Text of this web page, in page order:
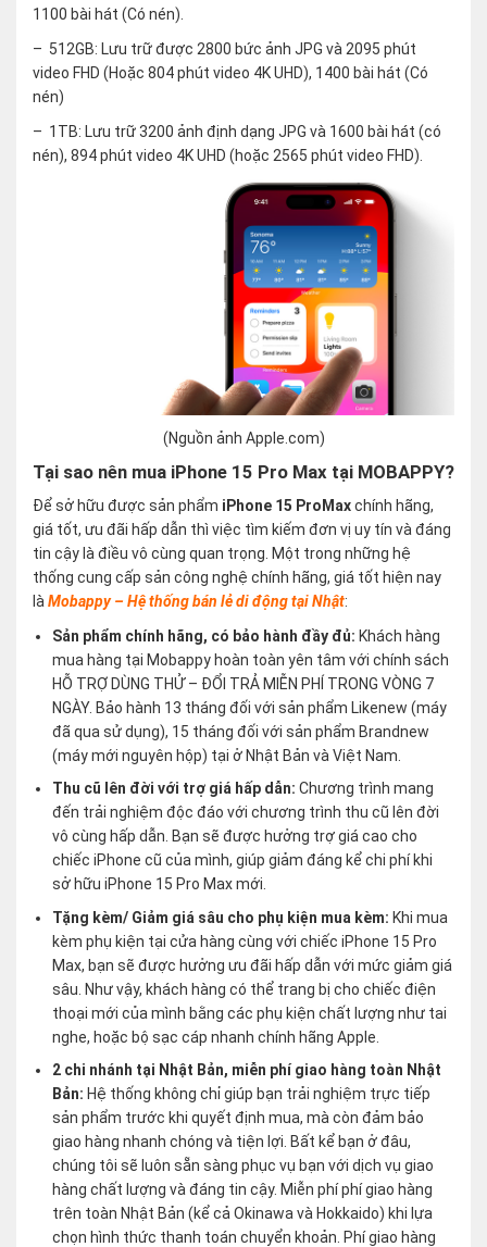
1100 bài hát (Có nén).
– 512GB: Lưu trữ được 2800 bức ảnh JPG và 2095 phút
video FHD (Hoặc 804 phút video 4K UHD), 1400 bài hát (Có
nén)
– 1TB: Lưu trữ 3200 ảnh định dạng JPG và 1600 bài hát (có
nén), 894 phút video 4K UHD (hoặc 2565 phút video FHD).
(Nguồn ảnh Apple.com)
Tại sao nên mua iPhone 15 Pro Max tại MOBAPPY?
Để sở hữu được sản phẩm iPhone 15 ProMaxchính hãng,
giá tốt, ưu đãi hấp dẫn thì việc tìm kiếm đơn vị uy tín và đáng
tin cậy là điều vô cùng quan trọng. Một trong những hệ
thống cung cấp sản công nghệ chính hãng, giá tốt hiện nay
là Mobappy – Hệ thống bán lẻ di động tại Nhật:
Sản phẩm chính hãng, có bảo hành đầy đủ: Khách hàng
mua hàng tại Mobappy hoàn toàn yên tâm với chính sách
HỖ TRỢ DÙNG THỬ – ĐỔI TRẢ MIỄN PHÍ TRONG VÒNG 7
NGÀY. Bảo hành 13 tháng đối với sản phẩm Likenew (máy
đã qua sử dụng), 15 tháng đối với sản phẩm Brandnew
(máy mới nguyên hộp) tại ở Nhật Bản và Việt Nam.
Thu cũ lên đời với trợ giá hấp dẫn:Chương trình mang
đến trải nghiệm độc đáo với chương trình thu cũ lên đời
vô cùng hấp dẫn. Bạn sẽ được hưởng trợ giá cao cho
chiếc iPhone cũ của mình, giúp giảm đáng kể chi phí khi
sở hữu iPhone 15 Pro Max mới.
Tặng kèm/ Giảm giá sâu cho phụ kiện mua kèm:Khi mua
kèm phụ kiện tại cửa hàng cùng với chiếc iPhone 15 Pro
Max, bạn sẽ được hưởng ưu đãi hấp dẫn với mức giảm giá
sâu. Như vậy, khách hàng có thể trang bị cho chiếc điện
thoại mới của mình bằng các phụ kiện chất lượng như tai
nghe, hoặc bộ sạc cáp nhanh chính hãng Apple.
2 chi nhánh tại Nhật Bản, miễn phí giao hàng toàn Nhật
Bản: Hệ thống không chỉ giúp bạn trải nghiệm trực tiếp
sản phẩm trước khi quyết định mua, mà còn đảm bảo
giao hàng nhanh chóng và tiện lợi. Bất kể bạn ở đâu,
chúng tôi sẽ luôn sẵn sàng phục vụ bạn với dịch vụ giao
hàng chất lượng và đáng tin cậy. Miễn phí phí giao hàng
trên toàn Nhật Bản (kể cả Okinawa và Hokkaido) khi lựa
chọn hình thức thanh toán chuyển khoản. Phí giao hàng